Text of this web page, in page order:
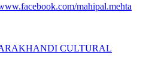
mahipal.mehta
CULTURAL